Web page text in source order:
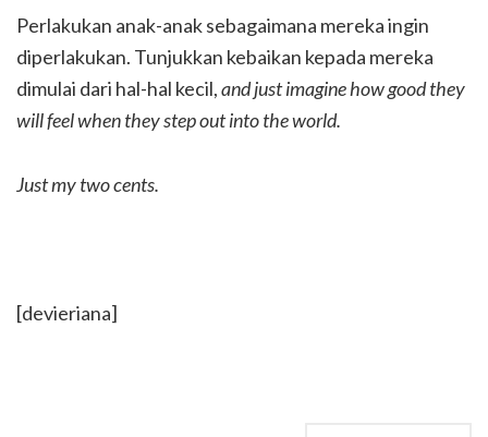
Perlakukan anak-anak sebagaimana mereka ingin
diperlakukan. Tunjukkan kebaikan kepada mereka
dimulai dari hal-hal kecil,and just imagine how good they
will feel when they step out into the world.
Just my two cents.
[devieriana]